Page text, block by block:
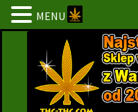
nawigacji
treści
MENU